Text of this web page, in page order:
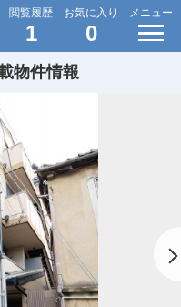
閲覧履歴
1
お気に入り
0
メニュー
物件情報